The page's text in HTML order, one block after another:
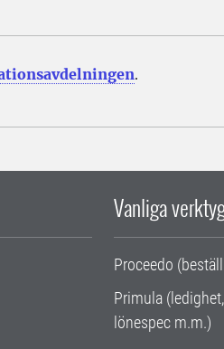
.
Vanliga
Proceedo
Primula
lönespec m.m.)